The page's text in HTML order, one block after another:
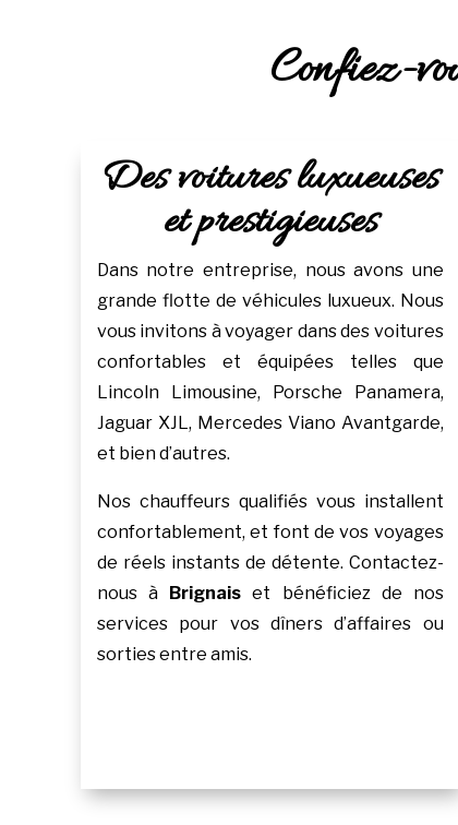
Confiez-
Des voitures luxueuses
et prestigieuses
Dans notre entreprise, nous avons une
grande flotte de véhicules luxueux. Nous
vous invitons à voyager dans des voitures
confortables et équipées telles que
Lincoln Limousine, Porsche Panamera,
Jaguar XJL, Mercedes Viano Avantgarde,
et bien d’autres.
Nos chauffeurs qualifiés vous installent
confortablement, et font de vos voyages
de réels instants de détente. Contactez-
nous à
Brignais et bénéficiez de nos
services pour vos dîners d’affaires ou
sorties entre amis.